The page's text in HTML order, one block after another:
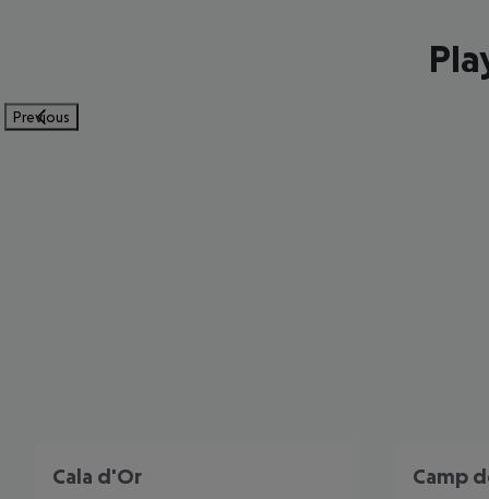
Previous
Cala d'Or Camp